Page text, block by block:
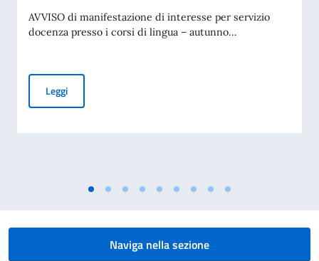
AVVISO di manifestazione di interesse per servizio
docenza presso i corsi di lingua – autunno...
LeggiAVVISO di manifestazione di interesse per servizio
Naviga nella sezione